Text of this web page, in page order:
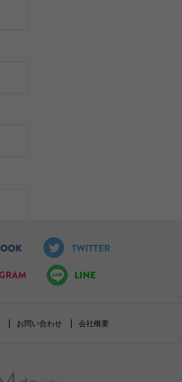
お問い合わせ 会社概要